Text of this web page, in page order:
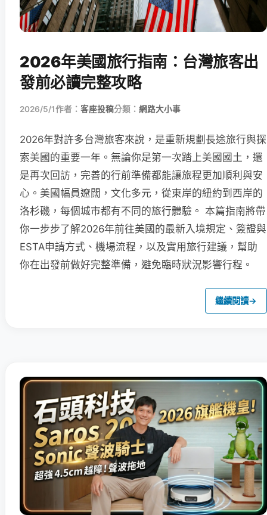
2026年美國旅行指南：台灣旅客出
發前必讀完整攻略
2026/5/1作者： 客座投稿分類： 網路大小事
2026年對許多台灣旅客來說，是重新規劃長途旅行與探
索美國的重要一年。無論你是第一次踏上美國國土，還
是再次回訪，完善的行前準備都能讓旅程更加順利與安
心。美國幅員遼闊，文化多元，從東岸的紐約到西岸的
洛杉磯，每個城市都有不同的旅行體驗。 本篇指南將帶
你一步步了解2026年前往美國的最新入境規定、簽證與
ESTA申請方式、機場流程，以及實用旅行建議，幫助
你在出發前做好完整準備，避免臨時狀況影響行程。
繼續閱讀→